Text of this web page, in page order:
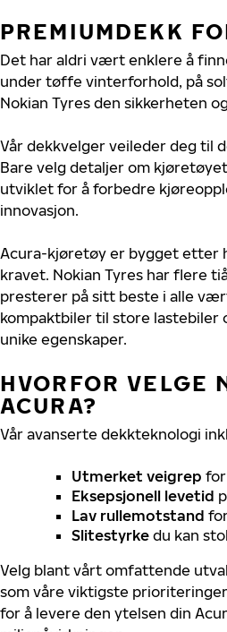
PREMIUMDEKK
Det har aldri vært enklere å
under tøffe vinterforhold, på
Nokian Tyres den sikkerheten
Vår dekkvelger veileder deg til
Bare velg detaljer om
utviklet for å forbedre
innovasjon.
Acura-kjøretøy er bygget etter
kravet. Nokian Tyres har flere
presterer på sitt beste i alle
kompaktbiler til store lastebiler
unike egenskaper.
HVORFOR VELGE
ACURA?
Vår avanserte dekkteknologi
Utmerket veigrep
Eksepsjonell levetid
Lav rullemotstand
Slitestyrke du kan
Velg blant vårt omfattende
som våre viktigste
for å levere den ytelsen din